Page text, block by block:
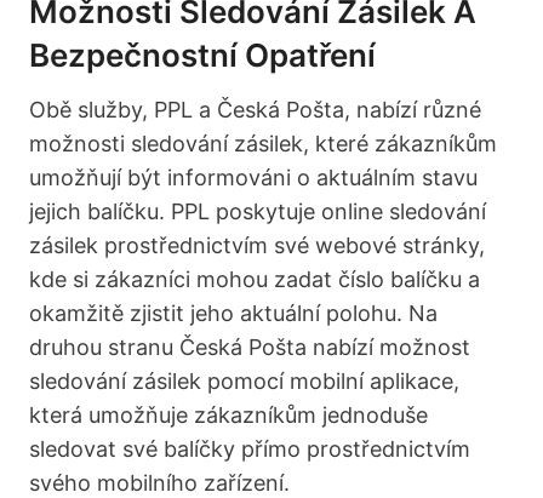
Možnosti Sledování Zásilek A
Bezpečnostní Opatření
Obě služby, PPL a Česká Pošta, nabízí různé
možnosti sledování zásilek, které zákazníkům
umožňují být informováni o aktuálním stavu
jejich balíčku. PPL poskytuje online sledování
zásilek prostřednictvím své webové stránky,
kde si zákazníci mohou zadat číslo balíčku a
okamžitě zjistit jeho aktuální polohu. Na
druhou stranu Česká Pošta nabízí možnost
sledování zásilek pomocí mobilní aplikace,
která umožňuje zákazníkům jednoduše
sledovat své balíčky přímo prostřednictvím
svého mobilního zařízení.